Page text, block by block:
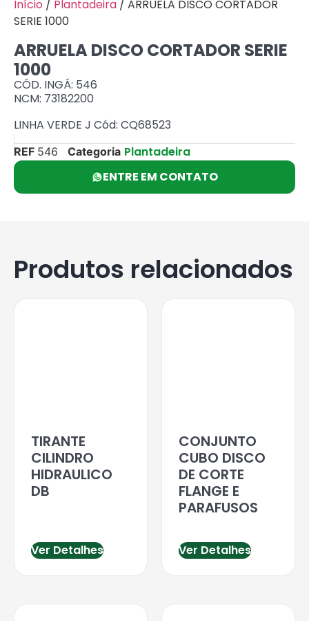
Início / Plantadeira / ARRUELA DISCO CORTADOR
SERIE 1000
ARRUELA DISCO CORTADOR SERIE
1000
CÓD. INGÁ: 546
NCM: 73182200
LINHA VERDE J Cód: CQ68523
REF 546 Categoria Plantadeira
ENTRE EM CONTATO
Produtos relacionados
TIRANTE
CILINDRO
HIDRAULICO
DB
Ver Detalhes
CONJUNTO
CUBO DISCO
DE CORTE
FLANGE E
PARAFUSOS
Ver Detalhes